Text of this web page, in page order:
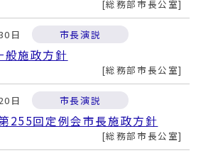
総務部市長公室
日 市長演説
般施政方針
総務部市長公室
日 市長演説
255回定例会市長施政方針
総務部市長公室